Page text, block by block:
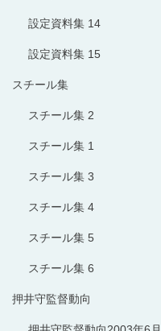
設定資料集 14
設定資料集 15
スチール集
スチール集 2
スチール集 1
スチール集 3
スチール集 4
スチール集 5
スチール集 6
押井守監督動向